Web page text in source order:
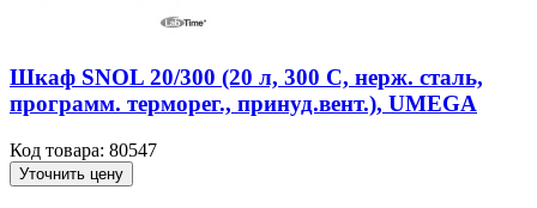
Шкаф SNOL 20/300 (20 л, 300 С, нерж. сталь,
программ. терморег., принуд.вент.), UMEGA
Код товара: 80547
Уточнить цену